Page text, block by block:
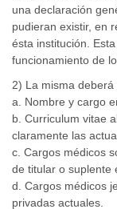
una declaración
pudieran existir, en
ésta institución.
funcionamiento de
2) La misma deberá
a. Nombre y cargo
b. Curriculum vitae
claramente las
c. Cargos médicos
de titular o suplente
d. Cargos médicos
privadas actuales.